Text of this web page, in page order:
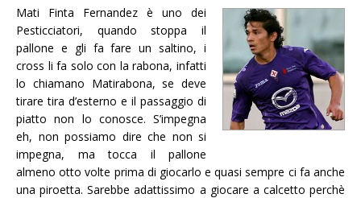
Mati Finta Fernandez è uno dei
Pesticciatori, quando stoppa il
pallone e gli fa fare un saltino, i
cross li fa solo con la rabona, infatti
lo chiamano Matirabona, se deve
tirare tira d’esterno e il passaggio di
piatto non lo conosce. S’impegna
eh, non possiamo dire che non si
impegna, ma tocca il pallone
almeno otto volte prima di giocarlo e quasi sempre ci fa anche
una piroetta. Sarebbe adattissimo a giocare a calcetto perchè